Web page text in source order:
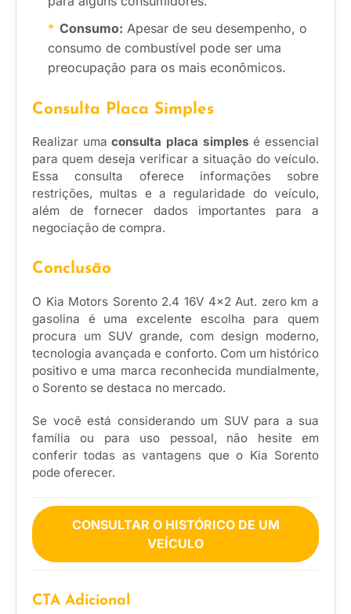
Consumo: Apesar de seu desempenho, o
consumo de combustível pode ser uma
preocupação para os mais econômicos.
Consulta Placa Simples
Realizar umaconsulta placa simples é essencial
para quem deseja verificar a situação do veículo.
Essa consulta oferece informações sobre
restrições, multas e a regularidade do veículo,
além de fornecer dados importantes para a
negociação de compra.
Conclusão
O Kia Motors Sorento 2.4 16V 4×2 Aut. zero km a
gasolina é uma excelente escolha para quem
procura um SUV grande, com design moderno,
tecnologia avançada e conforto. Com um histórico
positivo e uma marca reconhecida mundialmente,
o Sorento se destaca no mercado.
Se você está considerando um SUV para a sua
família ou para uso pessoal, não hesite em
conferir todas as vantagens que o Kia Sorento
pode oferecer.
CONSULTAR O HISTÓRICO DE UM
VEÍCULO
CTA Adicional